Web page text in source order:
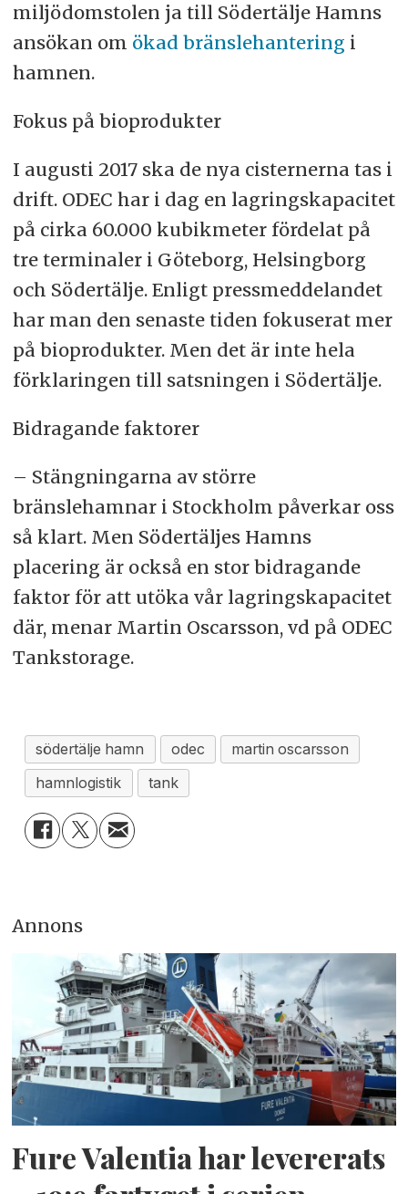
miljödomstolen ja till Södertälje Hamns
ansökan om ökad bränslehantering i
hamnen.
Fokus på bioprodukter
I augusti 2017 ska de nya cisternerna tas i
drift. ODEC har i dag en lagringskapacitet
på cirka 60.000 kubikmeter fördelat på
tre terminaler i Göteborg, Helsingborg
och Södertälje. Enligt pressmeddelandet
har man den senaste tiden fokuserat mer
på bioprodukter. Men det är inte hela
förklaringen till satsningen i Södertälje.
Bidragande faktorer
– Stängningarna av större
bränslehamnar i Stockholm påverkar oss
så klart. Men Södertäljes Hamns
placering är också en stor bidragande
faktor för att utöka vår lagringskapacitet
där, menar Martin Oscarsson, vd på ODEC
Tankstorage.
södertälje hamn odec
martin oscarsson
hamnlogistik
tank
Annons
Fure Valentia har levererats